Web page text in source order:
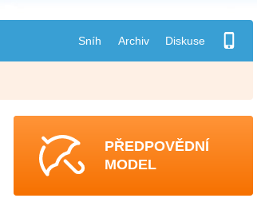
Sníh Archiv Diskuse
PŘEDPOVĚDNÍ
MODEL